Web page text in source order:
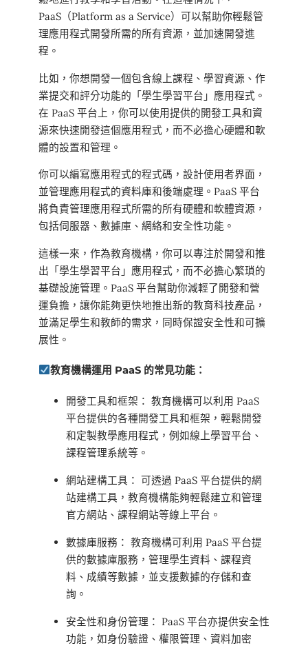
PaaS（Platform as a Service）可以幫助你輕鬆管
理應用程式開發所需的所有資源，並加速開發進
程。
比如，你想開發一個包含線上課程、學習資源、作
業提交和評分功能的「學生學習平台」應用程式。
在 PaaS 平台上，你可以使用提供的開發工具和資
源來快速開發這個應用程式，而不必擔心硬體和軟
體的設置和管理。
你可以編寫應用程式的程式碼，設計使用者界面，
並管理應用程式的資料庫和後端處理。PaaS 平台
將負責管理應用程式所需的所有硬體和軟體資源，
包括伺服器、數據庫、網絡和安全性功能。
這樣一來，作為教育機構，你可以專注於開發和推
出「學生學習平台」應用程式，而不必擔心繁瑣的
基礎設施管理。PaaS 平台幫助你減輕了開發和營
運負擔，讓你能夠更快地推出新的教育科技產品，
並滿足學生和教師的需求，同時保證安全性和可擴
展性。
教育機構運用 PaaS 的常見功能：
開發工具和框架： 教育機構可以利用 PaaS
平台提供的各種開發工具和框架，輕鬆開發
和定製教學應用程式，例如線上學習平台、
課程管理系統等。
網站建構工具： 可透過 PaaS 平台提供的網
站建構工具，教育機構能夠輕鬆建立和管理
官方網站、課程網站等線上平台。
數據庫服務： 教育機構可利用 PaaS 平台提
供的數據庫服務，管理學生資料、課程資
料、成績等數據，並支援數據的存儲和查
詢。
安全性和身份管理： PaaS 平台亦提供安全性
功能，如身份驗證、權限管理、資料加密